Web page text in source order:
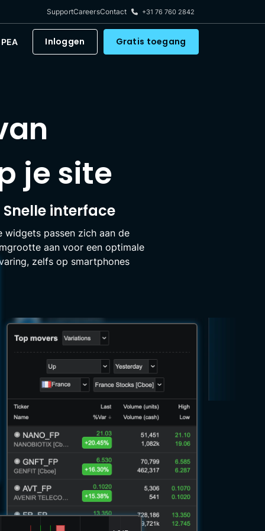
SupportCareersContact +31 76 760 2842
PEA Inloggen Gratis toegang
je site
Snelle interface
widgets passen zich aan de
aan voor een optimale
zelfs op smartphones